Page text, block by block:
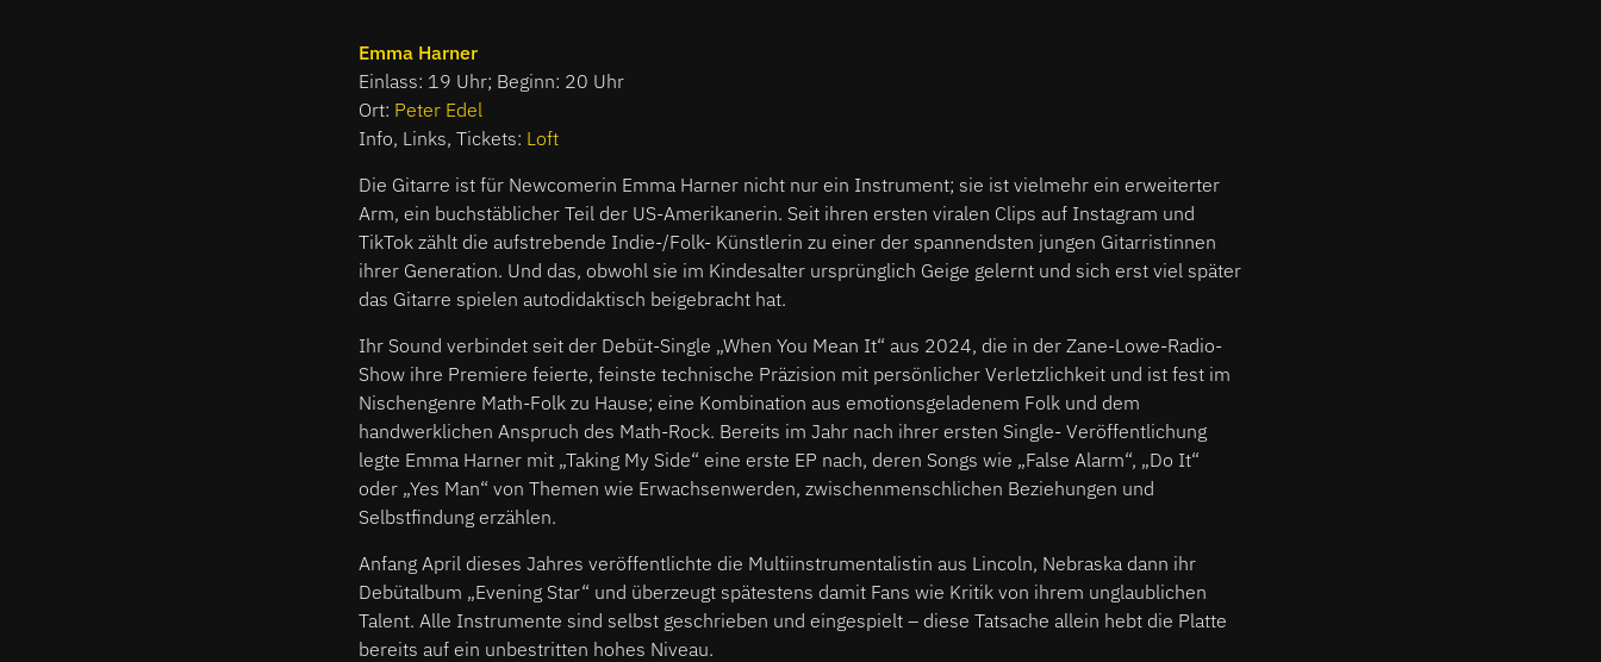
Emma Harner
Einlass: 19 Uhr; Beginn: 20 Uhr
Ort: Peter Edel
Info, Links, Tickets: Loft
Die Gitarre ist für Newcomerin Emma Harner nicht nur ein Instrument; sie ist vielmehr ein erweiterter
Arm, ein buchstäblicher Teil der US-Amerikanerin. Seit ihren ersten viralen Clips auf Instagram und
TikTok zählt die aufstrebende Indie-/Folk- Künstlerin zu einer der spannendsten jungen Gitarristinnen
ihrer Generation. Und das, obwohl sie im Kindesalter ursprünglich Geige gelernt und sich erst viel später
das Gitarre spielen autodidaktisch beigebracht hat.
Ihr Sound verbindet seit der Debüt-Single „When You Mean It“ aus 2024, die in der Zane-Lowe-Radio-
Show ihre Premiere feierte, feinste technische Präzision mit persönlicher Verletzlichkeit und ist fest im
Nischengenre Math-Folk zu Hause; eine Kombination aus emotionsgeladenem Folk und dem
handwerklichen Anspruch des Math-Rock. Bereits im Jahr nach ihrer ersten Single- Veröffentlichung
legte Emma Harner mit „Taking My Side“ eine erste EP nach, deren Songs wie „False Alarm“, „Do It“
oder „Yes Man“ von Themen wie Erwachsenwerden, zwischenmenschlichen Beziehungen und
Selbstfindung erzählen.
Anfang April dieses Jahres veröffentlichte die Multiinstrumentalistin aus Lincoln, Nebraska dann ihr
Debütalbum „Evening Star“ und überzeugt spätestens damit Fans wie Kritik von ihrem unglaublichen
Talent. Alle Instrumente sind selbst geschrieben und eingespielt – diese Tatsache allein hebt die Platte
bereits auf ein unbestritten hohes Niveau.